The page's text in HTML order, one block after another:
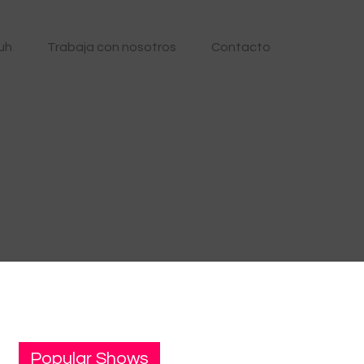
Trabaja con nosotros Contacto
Popular Shows